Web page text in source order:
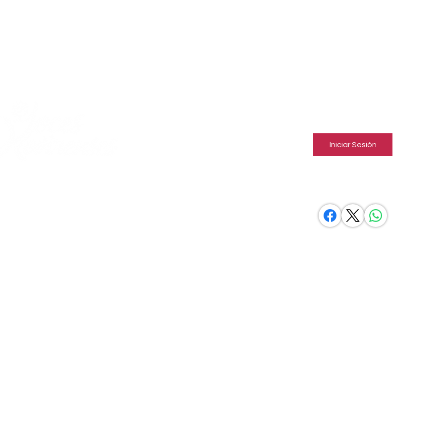
Iniciar Sesión